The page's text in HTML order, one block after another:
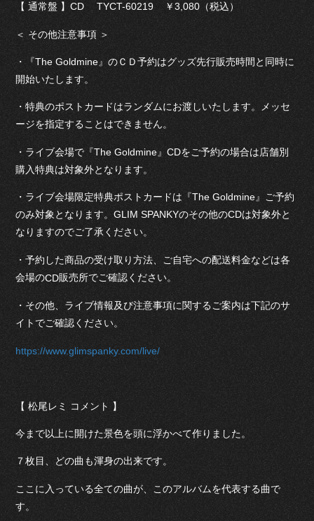
【 通常盤 】CD TYCT-60219 ￥3,080（税込）
＜ その他注意事項 ＞
・『The Goldmine』のＣＤ予約はグッズ先行販売時間と同時に
開始いたします。
・特典のポストカードはランダムにお渡しいたします。メッセ
ージを指定することはできません。
・ライブ会場で『The Goldmine』CDをご予約の場合は店舗別
購入特典は対象外となります。
・ライブ会場限定特典ポストカードは『The Goldmine』ご予約
のみ対象となります。GLIM SPANKYのその他のCDは対象外と
なりますのでご了承ください。
・予約した商品の受け取り方法、ご自宅への配送料金などは各
会場のCD販売所でご確認ください。
・その他、ライブ情報及び注意事項に関するご案内は下記のサ
イトでご確認ください。
https://www.glimspanky.com/live/
【 松尾レミ コメント 】
今まで以上に開けた景色を頭に浮かべて作りました。
７枚目、どの曲も渾身の出来です。
ここに入っている全ての曲が、このアルバムを代表する曲で
す。